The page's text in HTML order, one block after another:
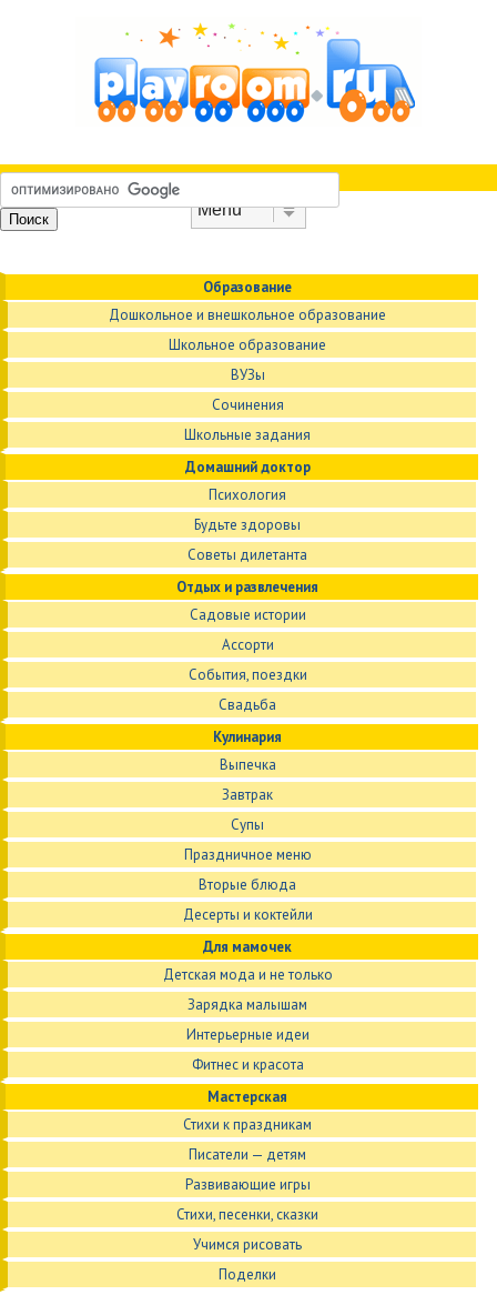
Образование
Дошкольное и внешкольное образование
Школьное образование
ВУЗы
Сочинения
Школьные задания
Домашний доктор
Психология
Будьте здоровы
Советы дилетанта
Отдых и развлечения
Садовые истории
Ассорти
События, поездки
Свадьба
Кулинария
Выпечка
Завтрак
Супы
Праздничное меню
Вторые блюда
Десерты и коктейли
Для мамочек
Детская мода и не только
Зарядка малышам
Интерьерные идеи
Фитнес и красота
Мастерская
Стихи к праздникам
Писатели — детям
Развивающие игры
Стихи, песенки, сказки
Учимся рисовать
Поделки